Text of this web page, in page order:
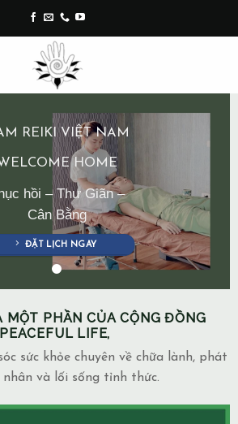
REIKI VIỆT NAM
HOME
hồi – Thư Giãn –
Cân Bằng
ĐẶT LỊCH NGAY
MỘT PHẦN CỦA CỘNG ĐỒNG
PEACEFUL LIFE,
sức khỏe chuyên về chữa lành, phát
nhân và lối sống tỉnh thức.